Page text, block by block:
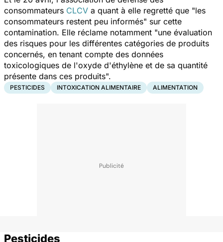
consommateurs CLCV a quant à elle regretté que "les
consommateurs restent peu informés" sur cette
contamination. Elle réclame notamment "une évaluation
des risques pour les différentes catégories de produits
concernés, en tenant compte des données
toxicologiques de l'oxyde d'éthylène et de sa quantité
présente dans ces produits".
PESTICIDES INTOXICATION ALIMENTAIRE ALIMENTATION
Pesticides